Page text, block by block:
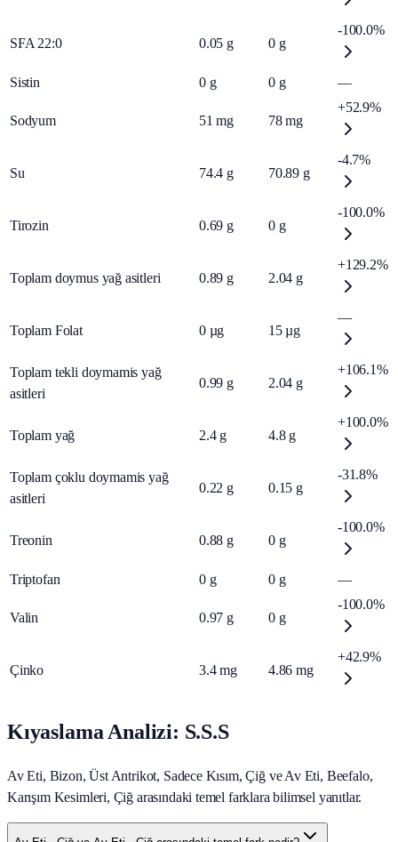
SFA 22:0 0.05 g 0 g
-100.0%
Sistin 0 g 0 g —
Sodyum 51 mg 78 mg
+52.9%
Su 74.4 g 70.89 g
-4.7%
Tirozin 0.69 g 0 g
-100.0%
Toplam doymus yağ asitleri 0.89 g 2.04 g
+129.2%
Toplam Folat 0 µg 15 µg
—
Toplam tekli doymamis yağ
asitleri
0.99 g 2.04 g
+106.1%
Toplam yağ 2.4 g 4.8 g
+100.0%
Toplam çoklu doymamis yağ
asitleri
0.22 g 0.15 g
-31.8%
Treonin 0.88 g 0 g
-100.0%
Triptofan 0 g 0 g —
Valin 0.97 g 0 g
-100.0%
Çinko 3.4 mg 4.86 mg
+42.9%
Kıyaslama Analizi: S.S.S
Av Eti, Bizon, Üst Antrikot, Sadece Kısım, Çiğ ve Av Eti, Beefalo,
Karışım Kesimleri, Çiğ arasındaki temel farklara bilimsel yanıtlar.